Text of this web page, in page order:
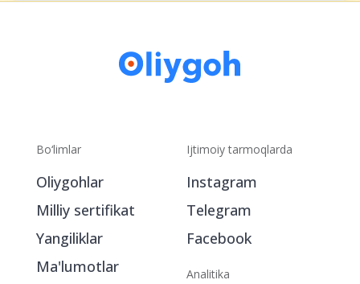
Bo‘limlar
Oliygohlar
Milliy sertifikat
Yangiliklar
Ma'lumotlar
Ijtimoiy tarmoqlarda
Instagram
Telegram
Facebook
Analitika